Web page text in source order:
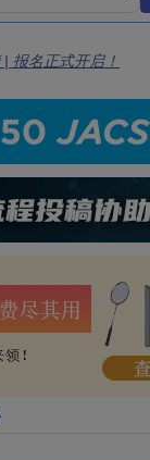
报名正式开启！